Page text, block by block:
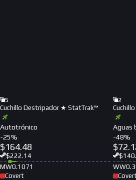
5
Cuchillo Destripador ★ StatTrak™
Autotrónico
-25%
$164.48
$222.14
MW0.1071
Covert
2
Aguas
-48%
$
$
WW